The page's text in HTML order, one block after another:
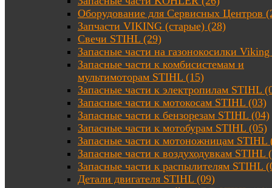
Оборудование для Сервисных Центров
Запчасти VIKING (старые) (28)
Свечи STIHL (29)
Запасные части на газонокосилки
Запасные части к комбисистемам и
мультимоторам STIHL (15)
Запасные части к электропилам STIHL
Запасные части к мотокосам STIHL (03)
Запасные части к бензорезам STIHL (04)
Запасные части к мотобурам STIHL (05)
Запасные части к мотоножницам STIHL
Запасные части к воздуходувкам STIHL
Запасные части к распылителям STIHL
Детали двигателя STIHL (09)